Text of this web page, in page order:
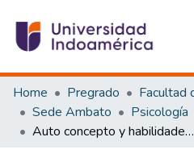
Communities & Collections
All of DSpace
Statistics
Home Pregrado
Sede Ambato
Psicología
Auto concepto y habilidades sociales en adolescentes de una unidad educativa